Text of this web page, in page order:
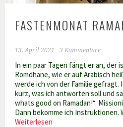
FASTENMONAT
13. April 2021 3 Kommentare
In ein paar Tagen fängt er an, der
Romdhane, wie er auf Arabisch
werde ich von der Familie
kurz, was ich antworten soll und
whats good on Ramadan!“.
Dann bekomme ich Instruktionen.
Weiterlesen